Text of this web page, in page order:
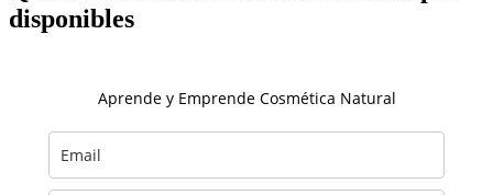
disponibles
Aprende y Emprende Cosmética Natural